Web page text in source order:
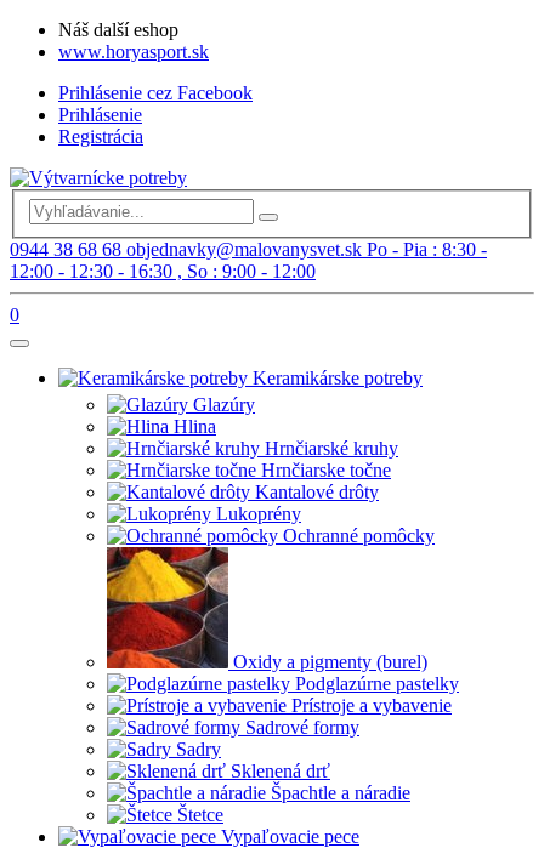
Náš další eshop
www.horyasport.sk
Prihlásenie cez Facebook
Prihlásenie
Registrácia
0944 38 68 68 objednavky@malovanysvet.sk Po - Pia : 8:30 -
12:00 - 12:30 - 16:30 , So : 9:00 - 12:00
0
Keramikárske potreby
Glazúry
Hlina
Hrnčiarské kruhy
Hrnčiarske točne
Kantalové drôty
Lukoprény
Ochranné pomôcky
Oxidy a pigmenty (burel)
Podglazúrne pastelky
Prístroje a vybavenie
Sadrové formy
Sadry
Sklenená drť
Špachtle a náradie
Štetce
Vypaľovacie pece